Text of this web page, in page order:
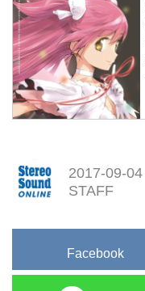
2017-09-04
STAFF
Facebook